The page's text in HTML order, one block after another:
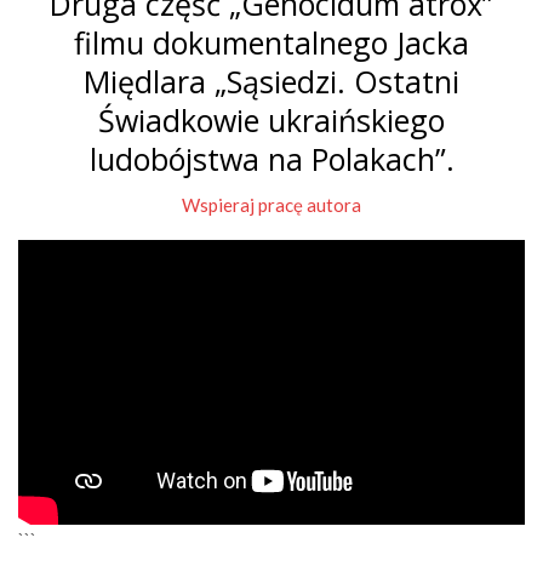
filmu dokumentalnego Jacka
Międlara „Sąsiedzi. Ostatni
Świadkowie ukraińskiego
ludobójstwa na Polakach”.
Wspieraj pracę autora
```